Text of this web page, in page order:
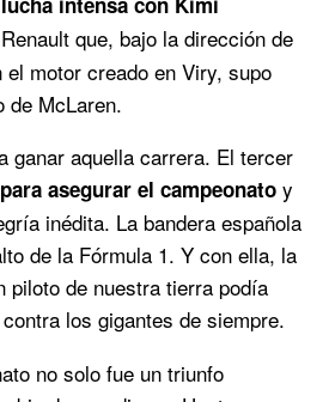
que, bajo la dirección de
motor creado en Viry, supo
de McLaren.
ganar aquella carrera. El tercer
asegurar el campeonato y
inédita. La bandera española
de la Fórmula 1. Y con ella, la
piloto de nuestra tierra podía
contra los gigantes de siempre.
no solo fue un triunfo